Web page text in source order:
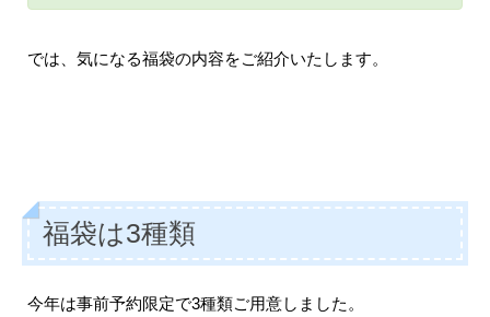
では、気になる福袋の内容をご紹介いたします。
福袋は3種類
今年は事前予約限定で3種類ご用意しました。